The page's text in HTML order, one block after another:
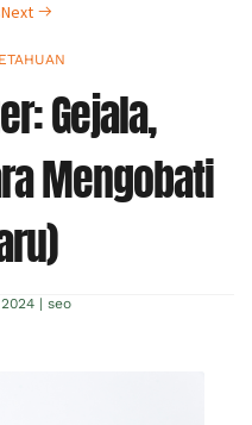
Next
Gejala,
Mengobati
| seo